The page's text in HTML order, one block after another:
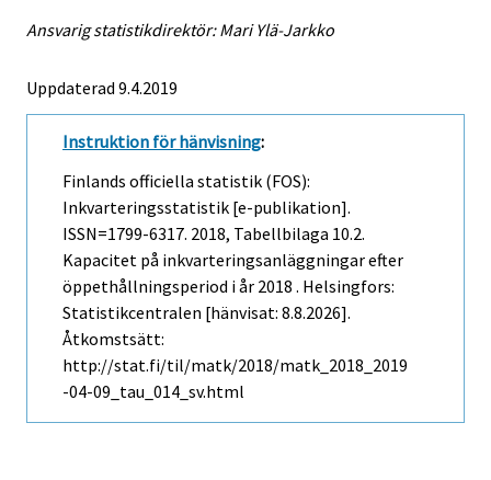
Ansvarig statistikdirektör: Mari Ylä-Jarkko
Uppdaterad 9.4.2019
Instruktion för hänvisning:
Finlands officiella statistik (FOS):
Inkvarteringsstatistik [e-publikation].
ISSN=1799-6317. 2018, Tabellbilaga 10.2.
Kapacitet på inkvarteringsanläggningar efter
öppethållningsperiod i år 2018 . Helsingfors:
Statistikcentralen [hänvisat: 8.8.2026].
Åtkomstsätt:
http://stat.fi/til/matk/2018/matk_2018_2019
-04-09_tau_014_sv.html